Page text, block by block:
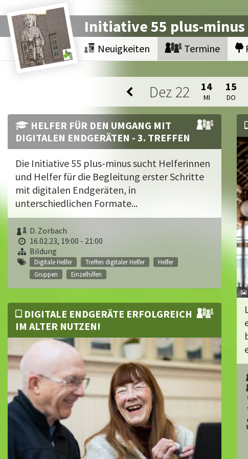
Initiative 55 plus-minus
Neuigkeiten Termine
Dez 22 14
MI
15
DO
HELFER FÜR DEN UMGANG MIT
DIGITALEN ENDGERÄTEN - 3. TREFFEN
Die Initiative 55 plus-minus sucht Helferinnen
und Helfer für die Begleitung erster Schritte
mit digitalen Endgeräten, in
unterschiedlichen Formate...
D. Zorbach
16.02.23, 19:00 - 21:00
Bildung
Digitale Helfer Treffen digitaler Helfer
Helfer
Gruppen
Einzelhilfen
DIGITALE ENDGERÄTE ERFOLGREICH
IM ALTER NUTZEN!